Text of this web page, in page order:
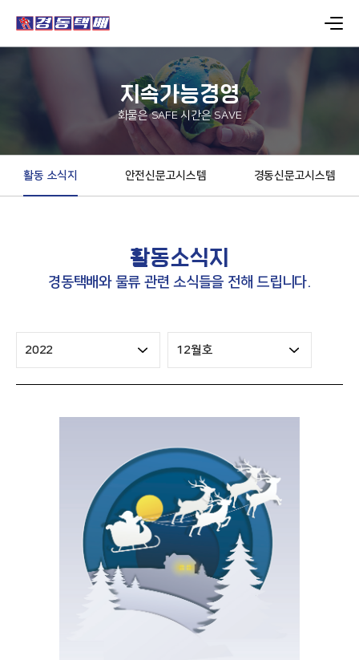
지속가능경영
화물은 SAFE 시간은 SAVE
활동 소식지 안전신문고시스템 경동신문고시스템
활동소식지
경동택배와 물류 관련 소식들을 전해 드립니다.